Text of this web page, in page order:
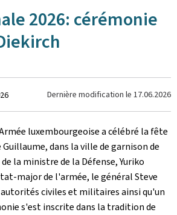
2026: cérémonie
Dernière modification le 17.06.2026
luxembourgeoise a célébré la fête
dans la ville de garnison de
la ministre de la Défense, Yuriko
major de l'armée, le général Steve
civiles et militaires ainsi qu'un
s'est inscrite dans la tradition de